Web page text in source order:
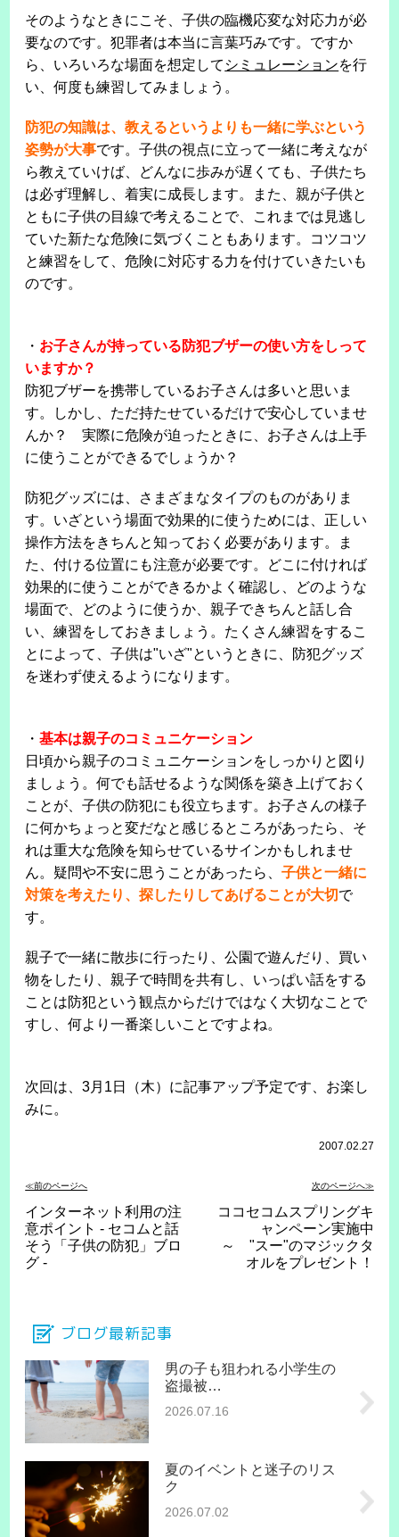
そのようなときにこそ、子供の臨機応変な対応力が必
要なのです。犯罪者は本当に言葉巧みです。ですか
ら、いろいろな場面を想定して シミュレーションを行
い、何度も練習してみましょう。
防犯の知識は、教えるというよりも一緒に学ぶという
姿勢が大事です。子供の視点に立って一緒に考えなが
ら教えていけば、どんなに歩みが遅くても、子供たち
は必ず理解し、着実に成長します。また、親が子供と
ともに子供の目線で考えることで、これまでは見逃し
ていた新たな危険に気づくこともあります。コツコツ
と練習をして、危険に対応する力を付けていきたいも
のです。
・ お子さんが持っている防犯ブザーの使い方をしって
いますか？
防犯ブザーを携帯しているお子さんは多いと思いま
す。しかし、ただ持たせているだけで安心していませ
んか？ 実際に危険が迫ったときに、お子さんは上手
に使うことができるでしょうか？
防犯グッズには、さまざまなタイプのものがありま
す。いざという場面で効果的に使うためには、正しい
操作方法をきちんと知っておく必要があります。ま
た、付ける位置にも注意が必要です。どこに付ければ
効果的に使うことができるかよく確認し、どのような
場面で、どのように使うか、親子できちんと話し合
い、練習をしておきましょう。たくさん練習をするこ
とによって、子供は"いざ"というときに、防犯グッズ
を迷わず使えるようになります。
・基本は親子のコミュニケーション
日頃から親子のコミュニケーションをしっかりと図り
ましょう。何でも話せるような関係を築き上げておく
ことが、子供の防犯にも役立ちます。お子さんの様子
に何かちょっと変だなと感じるところがあったら、そ
れは重大な危険を知らせているサインかもしれませ
ん。疑問や不安に思うことがあったら、子供と一緒に
対策を考えたり、探したりしてあげることが大切 で
す。
親子で一緒に散歩に行ったり、公園で遊んだり、買い
物をしたり、親子で時間を共有し、いっぱい話をする
ことは防犯という観点からだけではなく大切なことで
すし、何より一番楽しいことですよね。
次回は、3月1日（木）に記事アップ予定です、お楽し
みに。
2007.02.27
≪前のページへ 次のページへ≫
インターネット利用の注
意ポイント - セコムと話
そう「子供の防犯」ブロ
グ -
ココセコムスプリングキ
ャンペーン実施中
～ "スー"のマジックタ
オルをプレゼント！
ブログ最新記事
男の子も狙われる小学生の
盗撮被…
2026.07.16
夏のイベントと迷子のリス
ク
2026.07.02